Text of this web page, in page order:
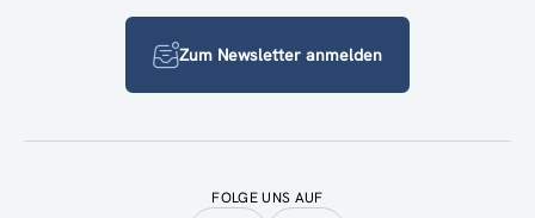
Zum Newsletter anmelden
FOLGE UNS AUF